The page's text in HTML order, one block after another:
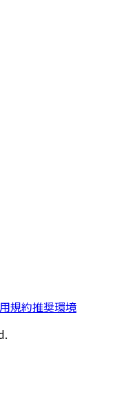
規約推奨環境